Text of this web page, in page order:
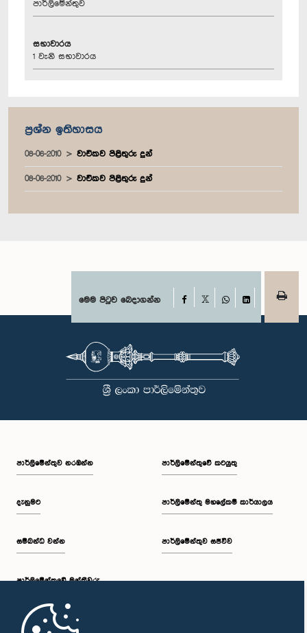
පාර්ලිමේන්තුව
සභාවාරය
1 වැනි සභාවාරය
ප්‍රශ්න ඉතිහාසය
08-06-2010 වාචිකව පිළිතුරු දුන්
08-06-2010 වාචිකව පිළිතුරු දුන්
මෙම පිටුව බෙදාගන්න Facebook
WhatsAppLinkedIn
පාර්ලි‌මේන්තුව නරඹන්න
දැනුමට
සම්බන්ධ වන්න
පාර්ලි‌මේන්තුවේ මන්ත්‍රීවරු
මුල් පිටුව
පාර්ලිමේන්තුවේ කටයුතු
පාර්ලිමේන්තු මහලේකම් කාර්යාලය
පාර්ලිමේන්තුව සජීවීව